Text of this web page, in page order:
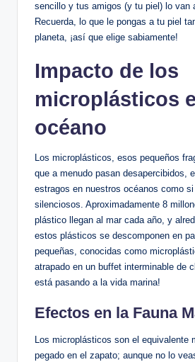
sencillo y tus amigos (y tu piel) lo van
Recuerda, lo que le pongas a tu piel
planeta, ¡así que elige sabiamente!
Impacto de los
microplásticos
océano
Los microplásticos, esos pequeños
que a menudo pasan desapercibidos,
estragos en nuestros océanos como
silenciosos. Aproximadamente 8
plástico llegan al mar cada año, y
estos plásticos se descomponen en
pequeñas, conocidas como
atrapado en un buffet interminable de
está pasando a la vida marina!
Efectos en la Fauna
Los microplásticos son el equivalente
pegado en el zapato; aunque no lo